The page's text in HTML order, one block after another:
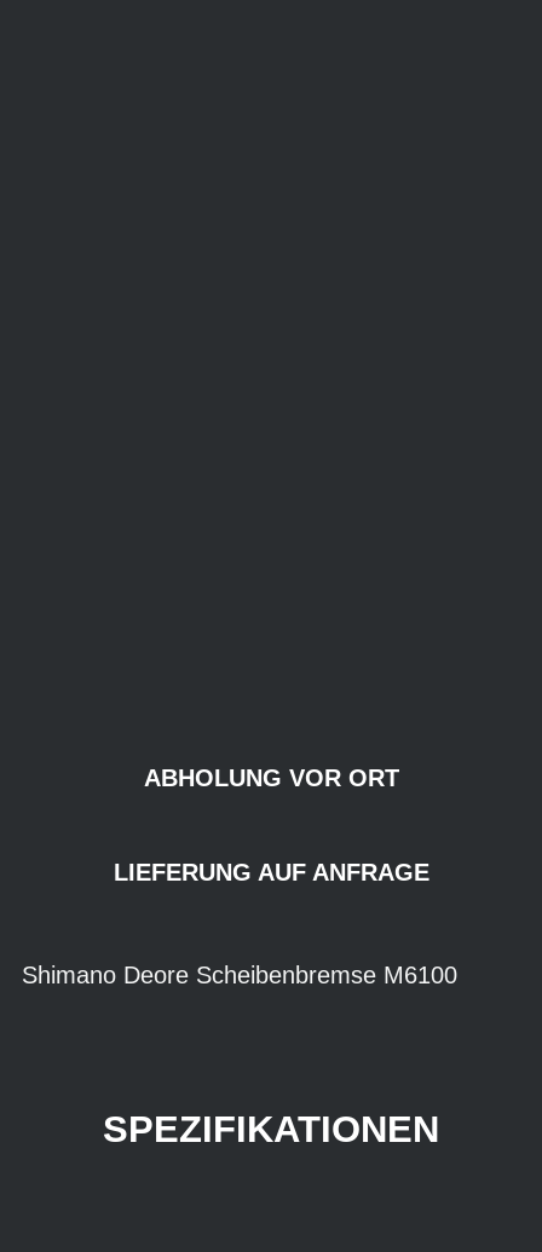
ABHOLUNG VOR ORT
LIEFERUNG AUF ANFRAGE
Shimano Deore Scheibenbremse M6100
SPEZIFIKATIONEN